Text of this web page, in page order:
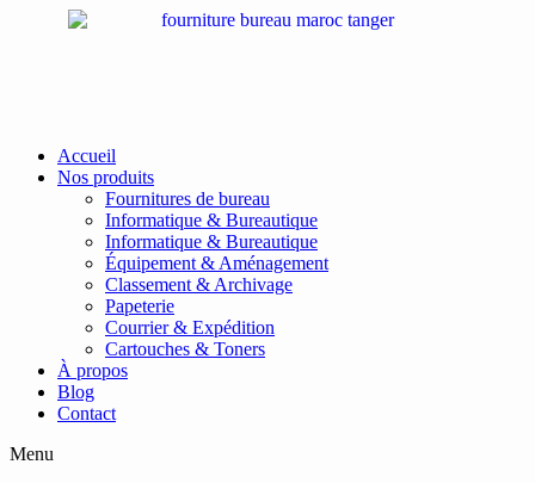
Accueil
Nos produits
Fournitures de bureau
Informatique & Bureautique
Informatique & Bureautique
Équipement & Aménagement
Classement & Archivage
Papeterie
Courrier & Expédition
Cartouches & Toners
À propos
Blog
Contact
Menu